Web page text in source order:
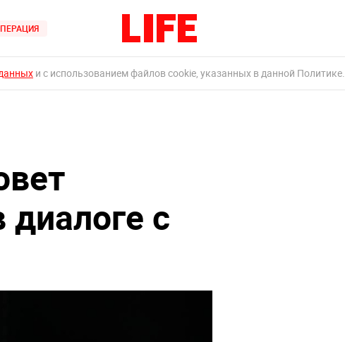
и с использованием файлов cookie, указанных в данной Политике.
с